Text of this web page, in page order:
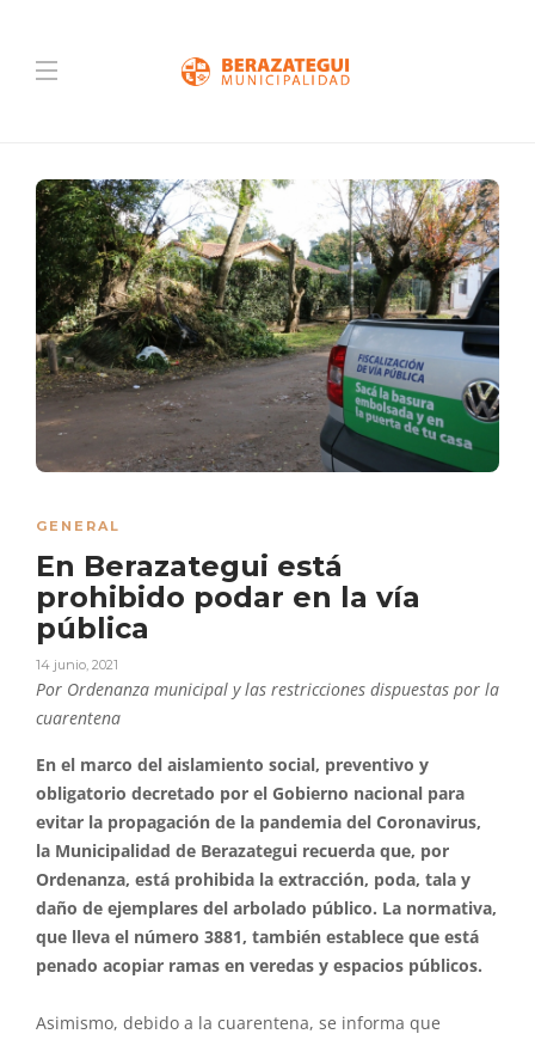
GENERAL
En Berazategui está
prohibido podar en la vía
pública
14 junio, 2021
Por Ordenanza municipal y las restricciones dispuestas por la
cuarentena
En el marco del aislamiento social, preventivo y
obligatorio decretado por el Gobierno nacional para
evitar la propagación de la pandemia del Coronavirus,
la Municipalidad de Berazategui recuerda que, por
Ordenanza, está prohibida la extracción, poda, tala y
daño de ejemplares del arbolado público. La normativa,
que lleva el número 3881, también establece que está
penado acopiar ramas en veredas y espacios públicos.
Asimismo, debido a la cuarentena, se informa que